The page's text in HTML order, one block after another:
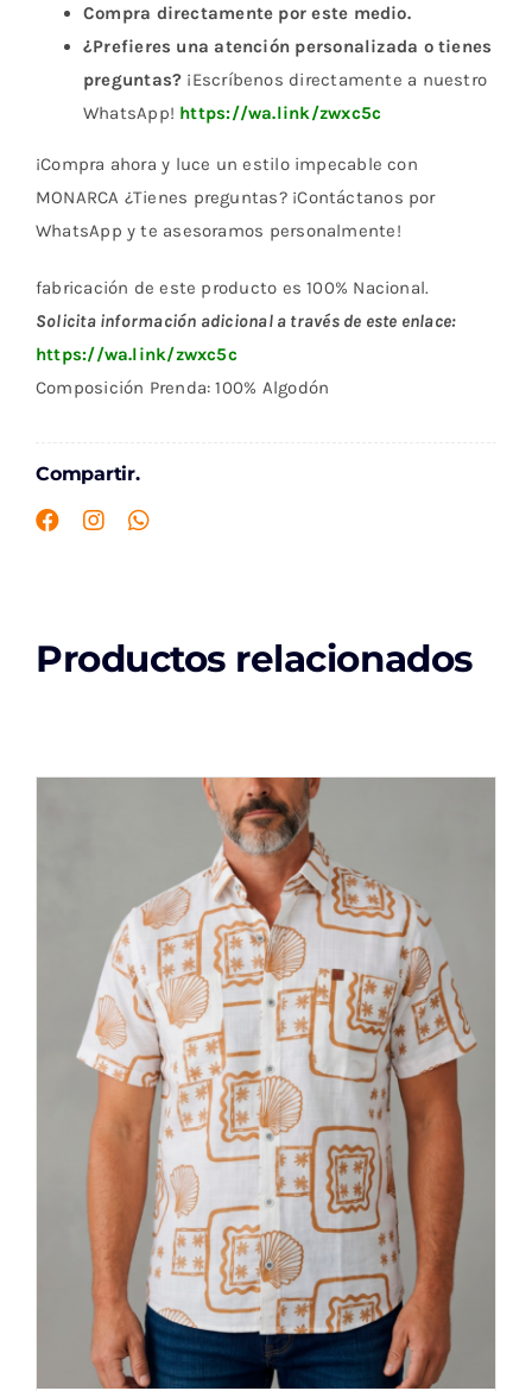
Compra directamente por este medio.
¿Prefieres una atención personalizada o tienes
preguntas? ¡Escríbenos directamente a nuestro
WhatsApp! https://wa.link/zwxc5c
¡Compra ahora y luce un estilo impecable con
MONARCA ¿Tienes preguntas? ¡Contáctanos por
WhatsApp y te asesoramos personalmente!
fabricación de este producto es 100% Nacional.
Solicita información adicional a través de este enlace:
https://wa.link/zwxc5c
Composición Prenda: 100% Algodón
Compartir.
Productos relacionados